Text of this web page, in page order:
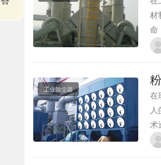
材
命
工业除尘器
在
术